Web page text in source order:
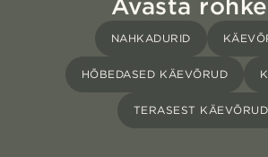
Avasta
NAHKADURID
HÕBEDASED KÄEVÕRUD
TERASEST KÄEVÕRUD